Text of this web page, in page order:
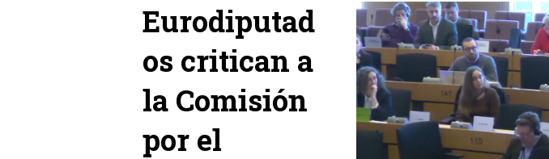
Eurodiputad
os critican a
la Comisión
por el